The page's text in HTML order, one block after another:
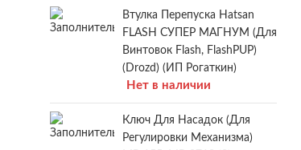
Втулка Перепуска Hatsan
FLASH СУПЕР МАГНУМ (для
Винтовок Flash, FlashPUP)
(Drozd) (ИП Рогаткин)
Нет в наличии
Ключ Для Насадок (для
Регулировки Механизма)